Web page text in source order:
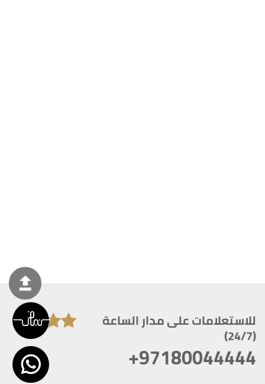
للاستعلامات على مدار الساعة
(24/7)
+97180044444